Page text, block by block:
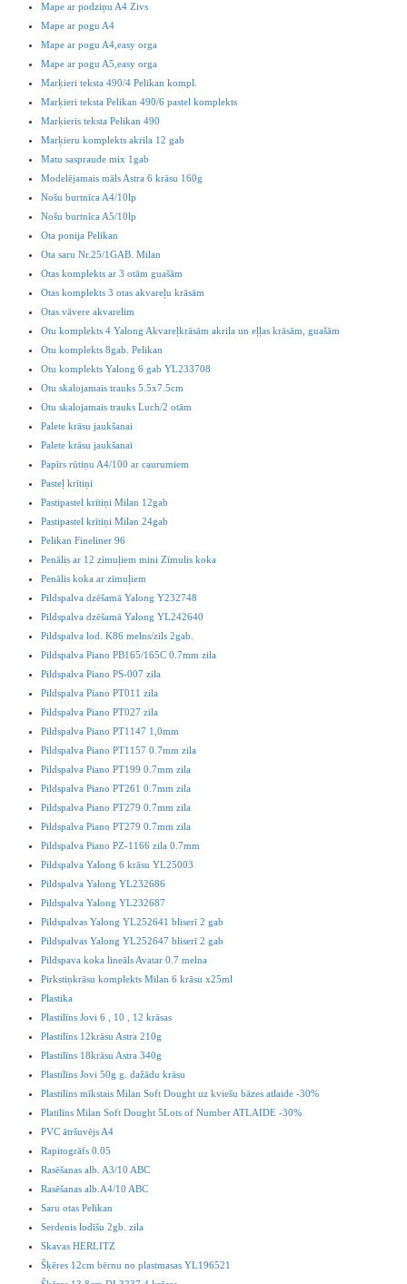
Mape ar podziņu A4 Zivs
Mape ar pogu A4
Mape ar pogu A4,easy orga
Mape ar pogu A5,easy orga
Marķieri teksta 490/4 Pelikan kompl.
Marķieri teksta Pelikan 490/6 pastel komplekts
Marķieris teksta Pelikan 490
Marķieru komplekts akrila 12 gab
Matu saspraude mix 1gab
Modelējamais māls Astra 6 krāsu 160g
Nošu burtnīca A4/10lp
Nošu burtnīca A5/10lp
Ota ponija Pelikan
Ota saru Nr.25/1GAB. Milan
Otas komplekts ar 3 otām guašām
Otas komplekts 3 otas akvareļu krāsām
Otas vāvere akvarelim
Otu komplekts 4 Yalong Akvareļkrāsām akrila un eļļas krāsām, guašām
Otu komplekts 8gab. Pelikan
Otu komplekts Yalong 6 gab YL233708
Otu skalojamais trauks 5.5x7.5cm
Otu skalojamais trauks Luch/2 otām
Palete krāsu jaukšanai
Palete krāsu jaukšanai
Papīrs rūtiņu A4/100 ar caurumiem
Pasteļ krītiņi
Pastipastel krītiņi Milan 12gab
Pastipastel krītiņi Milan 24gab
Pelikan Fineliner 96
Penālis ar 12 zīmuļiem mini Zīmulis koka
Penālis koka ar zīmuļiem
Pildspalva dzēšamā Yalong Y232748
Pildspalva dzēšamā Yalong YL242640
Pildspalva lod. K86 melns/zils 2gab.
Pildspalva Piano PB165/165C 0.7mm zila
Pildspalva Piano PS-007 zila
Pildspalva Piano PT011 zila
Pildspalva Piano PT027 zila
Pildspalva Piano PT1147 1,0mm
Pildspalva Piano PT1157 0.7mm zila
Pildspalva Piano PT199 0.7mm zila
Pildspalva Piano PT261 0.7mm zila
Pildspalva Piano PT279 0.7mm zila
Pildspalva Piano PT279 0.7mm zila
Pildspalva Piano PZ-1166 zila 0.7mm
Pildspalva Yalong 6 krāsu YL25003
Pildspalva Yalong YL232686
Pildspalva Yalong YL232687
Pildspalvas Yalong YL252641 bliserī 2 gab
Pildspalvas Yalong YL252647 bliserī 2 gab
Pildspava koka lineāls Avatar 0.7 melna
Pirkstiņkrāsu komplekts Milan 6 krāsu x25ml
Plastika
Plastilīns Jovi 6 , 10 , 12 krāsas
Plastilīns 12krāsu Astra 210g
Plastilīns 18krāsu Astra 340g
Plastilīns Jovi 50g g. dažādu krāsu
Plastilīns mīkstais Milan Soft Dought uz kviešu bāzes atlaide -30%
Platilīns Milan Soft Dought 5Lots of Number ATLAIDE -30%
PVC ātršuvējs A4
Rapitogrāfs 0.05
Rasēšanas alb. A3/10 ABC
Rasēšanas alb.A4/10 ABC
Saru otas Pelikan
Serdenis lodīšu 2gb. zila
Skavas HERLITZ
Šķēres 12cm bērnu no plastmasas YL196521